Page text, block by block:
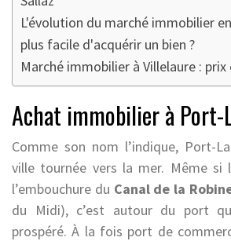
L'évolution du marché immobilier
plus facile d'acquérir un bien ?
Marché immobilier à Villelaure :
Achat immobilier à Port-
Comme son nom l’indique, Port-
ville tournée vers la mer. Même si
l’embouchure du Canal de la
du Midi), c’est autour du port
prospéré. À la fois port de